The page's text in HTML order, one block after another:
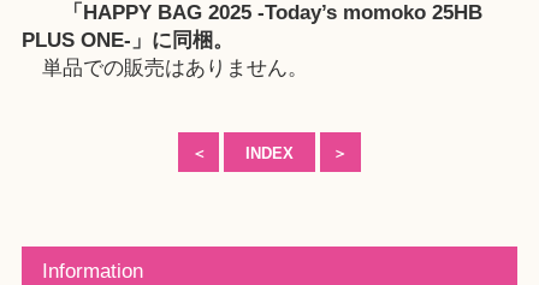
「 HAPPY BAG 2025 -Today’s momoko 25HB
PLUS ONE- 」に同梱。
単品での販売はありません。
＜ INDEX ＞
Information